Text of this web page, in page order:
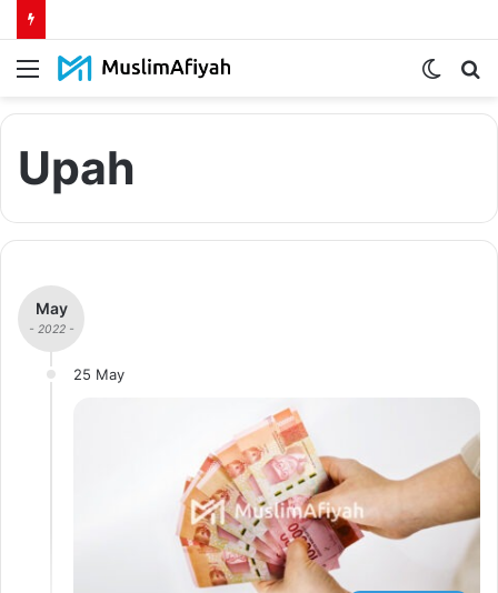
Menu
Switch
Upah
May
- 2022 -
25 May